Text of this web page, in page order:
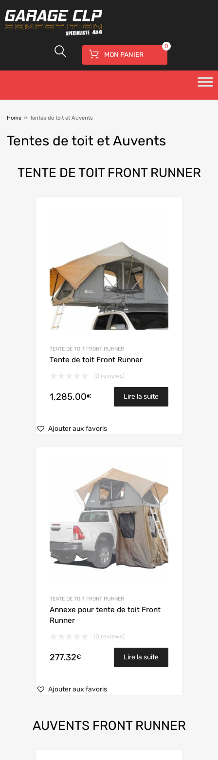
MON PANIER
0
Home » Tentes de toit et Auvents
Tentes de toit et Auvents
TENTE DE TOIT FRONT RUNNER
TENTE DE TOIT FRONT RUNNER
Tente de toit Front Runner
(0 reviews)
1,285.00€ Lire la suite
Ajouter aux favoris
TENTE DE TOIT FRONT RUNNER
Annexe pour tente de toit Front
Runner
(0 reviews)
277.32€ Lire la suite
Ajouter aux favoris
AUVENTS FRONT RUNNER